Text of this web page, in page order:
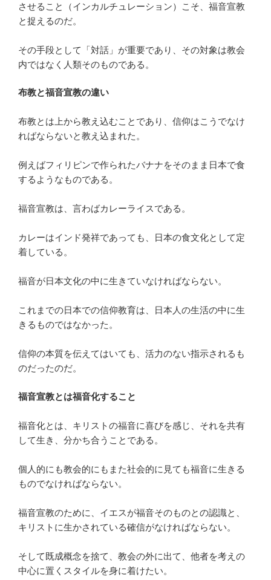
させること（インカルチュレーション）こそ、福音宣教
と捉えるのだ。
その手段として「対話」が重要であり、その対象は教会
内ではなく人類そのものである。
布教と福音宣教の違い
布教とは上から教え込むことであり、信仰はこうでなけ
ればならないと教え込まれた。
例えばフィリピンで作られたバナナをそのまま日本で食
するようなものである。
福音宣教は、言わばカレーライスである。
カレーはインド発祥であっても、日本の食文化として定
着している。
福音が日本文化の中に生きていなければならない。
これまでの日本での信仰教育は、日本人の生活の中に生
きるものではなかった。
信仰の本質を伝えてはいても、活力のない指示されるも
のだったのだ。
福音宣教とは福音化すること
福音化とは、キリストの福音に喜びを感じ、それを共有
して生き、分かち合うことである。
個人的にも教会的にもまた社会的に見ても福音に生きる
ものでなければならない。
福音宣教のために、イエスが福音そのものとの認識と、
キリストに生かされている確信がなければならない。
そして既成概念を捨て、教会の外に出て、他者を考えの
中心に置くスタイルを身に着けたい。